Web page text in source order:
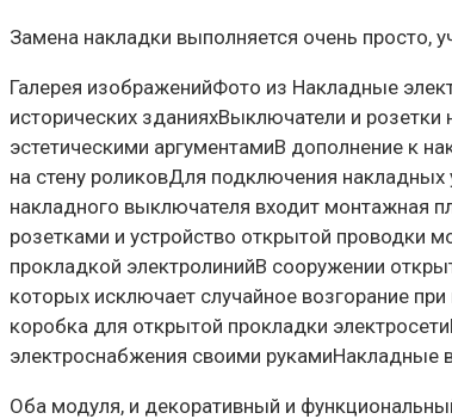
Замена накладки выполняется очень просто,
Галерея изображенийФото из Накладные
исторических зданияхВыключатели и
эстетическими аргументамиВ дополнение к
на стену роликовДля подключения
накладного выключателя входит монтажная
розетками и устройство открытой проводки
прокладкой электролинийВ сооружении
которых исключает случайное возгорание
коробка для открытой прокладки
электроснабжения своими рукамиНакладные
Оба модуля, и декоративный и